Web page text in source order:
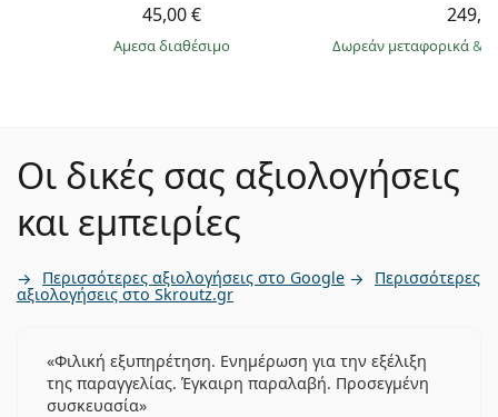
45,00 €
άμεσα διαθέσιμο Δωρεάν μεταφορικά&
Οι δικές σας αξιολογήσεις
και εμπειρίες
Περισσότερες αξιολογήσεις στο Google Περισσότερες
αξιολογήσεις στο Skroutz.gr
Φιλική εξυπηρέτηση. Ενημέρωση για την εξέλιξη
της παραγγελίας. Έγκαιρη παραλαβή. Προσεγμένη
συσκευασία